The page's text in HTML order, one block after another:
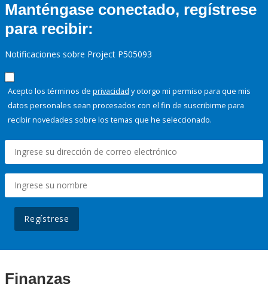
Manténgase conectado, regístrese
para recibir:
Notificaciones sobre Project P505093
Acepto los términos de privacidad y otorgo mi permiso para que mis
datos personales sean procesados con el fin de suscribirme para
recibir novedades sobre los temas que he seleccionado.
Regístrese
Finanzas